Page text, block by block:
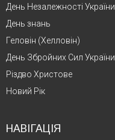
День Незалежності України
День знань
Геловін (Хелловін)
День Збройних Сил України
Різдво Христове
Новий Рік
НАВІГАЦІЯ